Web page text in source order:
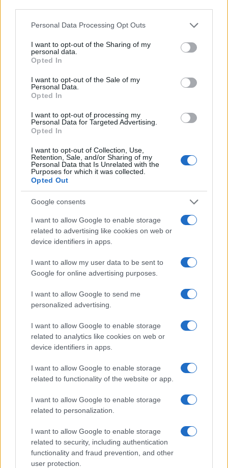
Please note that this website/app uses one or more Google
not limited to your visit or usage behaviour. You may click to
grant or deny consent to Google and its third-party tags to
use your data for below specified purposes in below Google
consent section.
Personal Data Processing Opt Outs
I want to opt-out of the Sharing of my
personal data.
Opted In
I want to opt-out of the Sale of my
Personal Data.
Opted In
I want to opt-out of processing my
Personal Data for Targeted Advertising.
Opted In
I want to opt-out of Collection, Use,
Retention, Sale, and/or Sharing of my
Personal Data that Is Unrelated with the
Purposes for which it was collected.
Opted Out
Google consents
I want to allow Google to enable storage
related to advertising like cookies on web or
device identifiers in apps.
I want to allow my user data to be sent to
Google for online advertising purposes.
I want to allow Google to send me
personalized advertising.
I want to allow Google to enable storage
related to analytics like cookies on web or
device identifiers in apps.
I want to allow Google to enable storage
related to functionality of the website or app.
I want to allow Google to enable storage
related to personalization.
I want to allow Google to enable storage
related to security, including authentication
functionality and fraud prevention, and other
user protection.
ponoči, danes pa bo DS odločal o morebitnem
odložilnem vetu nanj.S tem bo pospešil postopek
uveljavitve zakona, ki prinaša za dodatnih 320 milijonov
evrov ukrepov za blažitev posledic epidemije covida-19.
Z enakim namenom vlada predlaga, da na zakon ni
mogoče razpisati naknadnega zakonodajnega
referenduma, zato je kmalu po seji DS pričakovati tudi
sklic izredne seje DZ.
Opozorilo:Po 297. členu Kazenskega zakonika je
posameznik kazensko odgovoren za javno spodbujanje
sovraštva, nasilja ali nestrpnosti. Komentarji z žaljivimi,
rasističnimi, diskriminatornimi ali nezakonitimi vsebinami bodo
odstranjeni. Pravila komentiranja →
Failed to fetch
Slovenj Gradec
Dravograd
Ravne na Koroškem
Radlje ob Dravi
Prevalje
Mežica Črna na Koroškem
Vuzenica
Ribnica na Pohorju Podvelka
Kategorije: Novice Novice Novice
Novice
Novice